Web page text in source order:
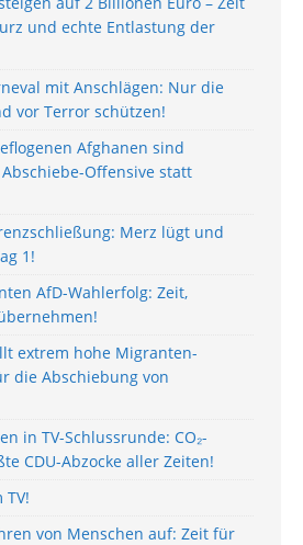
und echte Entlastung der
mit Anschlägen: Nur die
vor Terror schützen!
Afghanen sind
Offensive statt
Merz lügt und
1!
AfD-Wahlerfolg: Zeit,
extrem hohe Migranten-
die Abschiebung von
in TV-Schlussrunde: CO₂-
CDU-Abzocke aller Zeiten!
von Menschen auf: Zeit für